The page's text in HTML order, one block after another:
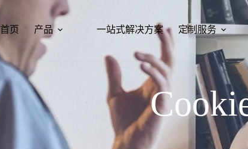
首页 产品 一站式解决方案 定制服务